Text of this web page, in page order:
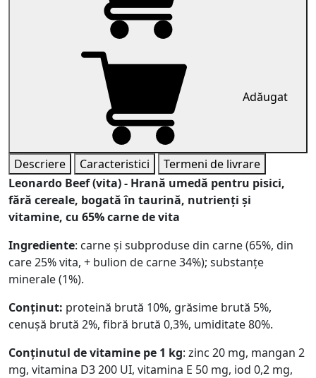
Adăugat
Descriere Caracteristici
Termeni de livrare
Leonardo Beef (vita) - Hrană umedă pentru pisici,
fără cereale, bogată în taurină, nutrienți și
vitamine, cu 65% carne de vita
Ingrediente: carne și subproduse din carne (65%, din
care 25% vita, + bulion de carne 34%); substanțe
minerale (1%).
Conținut: proteină brută 10%, grăsime brută 5%,
cenușă brută 2%, fibră brută 0,3%, umiditate 80%.
Conținutul de vitamine pe 1 kg: zinc 20 mg, mangan 2
mg, vitamina D3 200 UI, vitamina E 50 mg, iod 0,2 mg,